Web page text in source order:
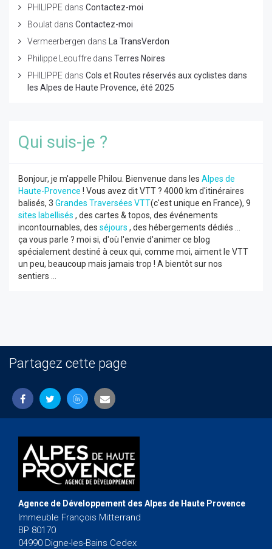
PHILIPPE dans Contactez-moi
Boulat dans Contactez-moi
Vermeerbergen dans
La TransVerdon
Philippe Leouffre dans Terres Noires
PHILIPPE dans Cols et Routes réservés aux cyclistes dans
les Alpes de Haute Provence, été 2025
Qui suis-je ?
Bonjour, je m'appelle Philou. Bienvenue dans les Alpes de
Haute-Provence ! Vous avez dit VTT ? 4000 km d'itinéraires
balisés, 3 Grandes Traversées VTT(c'est unique en France), 9
sites labellisés , des cartes & topos, des événements
incontournables, des séjours , des hébergements dédiés ...
ça vous parle ? moi si, d'où l'envie d'animer ce blog
spécialement destiné à ceux qui, comme moi, aiment le VTT
un peu, beaucoup mais jamais trop ! A bientôt sur nos
sentiers ...
Partagez cette page
Agence de Développement des Alpes de Haute Provence
Immeuble François Mitterrand
BP 80170
04990 Digne-les-Bains Cedex